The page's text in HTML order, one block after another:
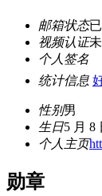
邮箱状态
视频认证
个人签名
统计信息
性别男
生日5 月 8
个人主页
勋章